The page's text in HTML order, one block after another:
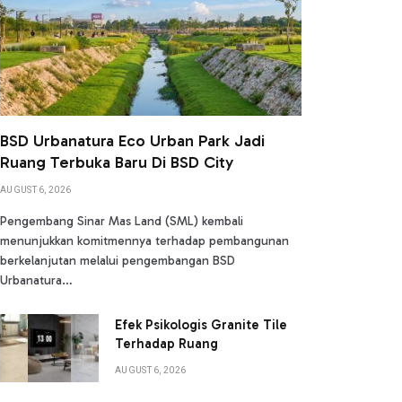
BSD Urbanatura Eco Urban Park Jadi
Ruang Terbuka Baru Di BSD City
AUGUST 6, 2026
Pengembang Sinar Mas Land (SML) kembali
menunjukkan komitmennya terhadap pembangunan
berkelanjutan melalui pengembangan BSD
Urbanatura…
Efek Psikologis Granite Tile
Terhadap Ruang
AUGUST 6, 2026